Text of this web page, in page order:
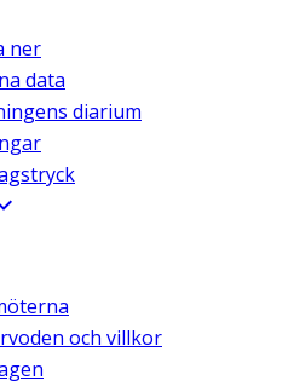
ner
data
diarium
och villkor